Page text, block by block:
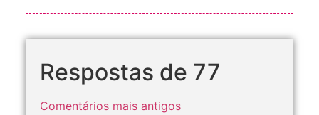
Respostas de 77
Comentários mais antigos